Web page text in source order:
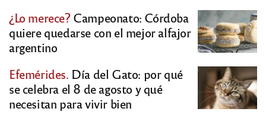
¿Lo merece?Campeonato: Córdoba
quiere quedarse con el mejor alfajor
argentino
Efemérides. Día del Gato: por qué
se celebra el 8 de agosto y qué
necesitan para vivir bien